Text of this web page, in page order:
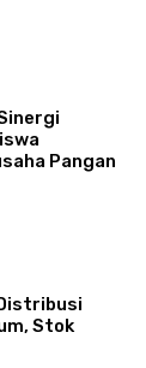
Pangan
Stok